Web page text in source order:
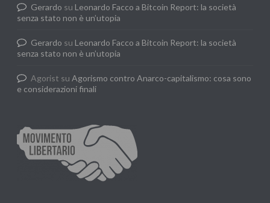
Gerardo su Leonardo Facco a Bitcoin Report: la società
senza stato non è un’utopia
Gerardo su Leonardo Facco a Bitcoin Report: la società
senza stato non è un’utopia
Agorist suAgorismo contro Anarco-capitalismo: cosa sono
e considerazioni finali